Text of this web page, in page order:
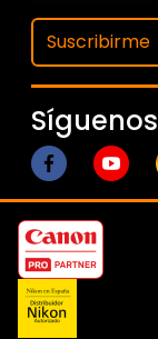
Suscribirme
Síguenos